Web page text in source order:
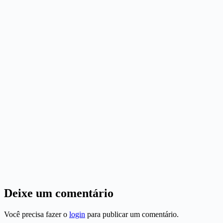
Deixe um comentário
Você precisa fazer o login para publicar um comentário.